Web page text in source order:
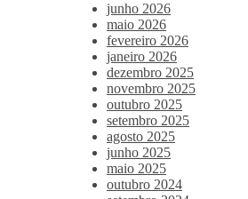
junho 2026
maio 2026
fevereiro 2026
janeiro 2026
dezembro 2025
novembro 2025
outubro 2025
setembro 2025
agosto 2025
junho 2025
maio 2025
outubro 2024